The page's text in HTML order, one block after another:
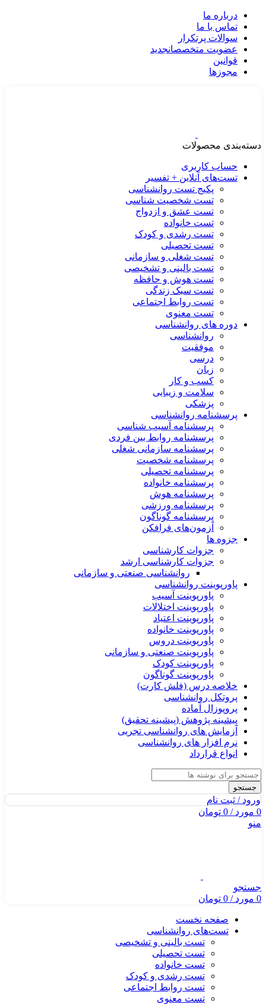
درباره ما
تماس با ما
سوالات پرتکرار
عضویت متخصصانجدید
قوانین
مجوزها
دسته‌بندی محصولات
حساب کاربری
تست‌های آنلاین + تفسیر
پکیج تست روانشناسی
تست شخصیت شناسی
تست عشق و ازدواج
تست خانواده
تست رشدی و کودک
تست تحصیلی
تست شغلی و سازمانی
تست بالینی و تشخیصی
تست هوش و حافظه
تست سبک زندگی
تست روابط اجتماعی
تست معنوی
دوره های روانشناسی
روانشناسی
موفقیت
درسی
زبان
کسب و کار
سلامت و زیبایی
پزشکی
پرسشنامه روانشناسی
پرسشنامه آسیب شناسی
پرسشنامه روابط بین فردی
پرسشنامه سازمانی شغلی
پرسشنامه شخصیت
پرسشنامه تحصیلی
پرسشنامه خانواده
پرسشنامه هوش
پرسشنامه ورزشی
پرسشنامه گوناگون
آزمون‌های فرافکن
جزوه ها
جزوات کارشناسی
جزوات کارشناسی ارشد
روانشناسی صنعتی و سازمانی
پاورپوینت روانشناسی
پاورپوینت آسیب
پاورپوینت اختلالات
پاورپوینت اعتیاد
پاورپوینت خانواده
پاورپوینت دروس
پاورپوینت صنعتی و سازمانی
پاورپوینت کودک
پاورپوینت گوناگون
خلاصه درس (فلش کارت)
پروتکل روانشناسی
پروپوزال آماده
پیشینه پژوهش (پیشینه تحقیق)
آزمایش های روانشناسی تجربی
نرم افزار های روانشناسی
انواع قرارداد
جستجو
ورود / ثبت نام
0 مورد/
0 تومان
منو
جستجو
0 مورد/
0 تومان
صفحه نخست
تست‌های روانشناسی
تست بالینی و تشخیصی
تست تحصیلی
تست خانواده
تست رشدی و کودک
تست روابط اجتماعی
تست معنوی